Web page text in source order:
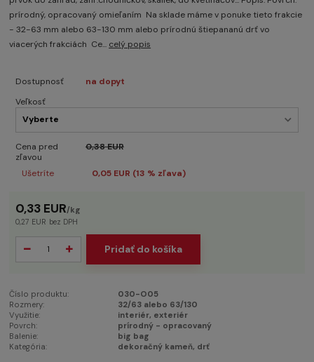
prírodný, opracovaný omieľaním Na sklade máme v ponuke tieto frakcie
- 32-63 mm alebo 63-130 mm alebo prírodnú štiepananú drť vo
viacerých frakciách Ce... celý popis
Dostupnosť
na dopyt
Veľkosť
Cena pred
zľavou
0,38 EUR
Ušetríte 0,05 EUR (13 % zľava)
0,33 EUR/kg
0,27 EUR bez DPH
Pridať do košíka
Číslo produktu:
030-O05
Rozmery:
32/63 alebo 63/130
Využitie:
interiér, exteriér
Povrch:
prírodný - opracovaný
Balenie:
big bag
Kategória:
dekoračný kameň, drť